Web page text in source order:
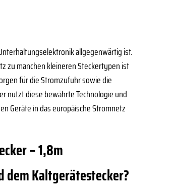
allgegenwärtig ist.
zu manchen kleineren Steckertypen ist
für die Stromzufuhr sowie die
nutzt diese bewährte Technologie und
Geräte in das europäische Stromnetz
– 1,8m
dem Kaltgerätestecker?